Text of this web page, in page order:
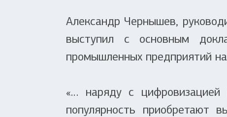
Александр Чернышев,
выступил с основным
промышленных предприятий
«… наряду с
популярность приобретают